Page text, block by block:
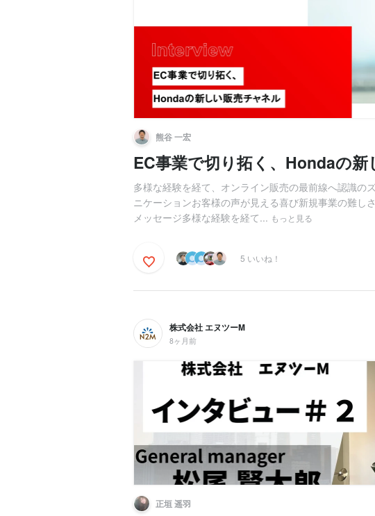
熊谷 一宏
EC事業で切り拓く、Hondaの
多様な経験を経て、オンライン販売の最前線へ認識の
ニケーションお客様の声が見える喜び新規事業の難し
メッセージ多様な経験を経て... もっと見る
5 いいね！
株式会社 エヌツーM
8ヶ月前
正垣 遥羽